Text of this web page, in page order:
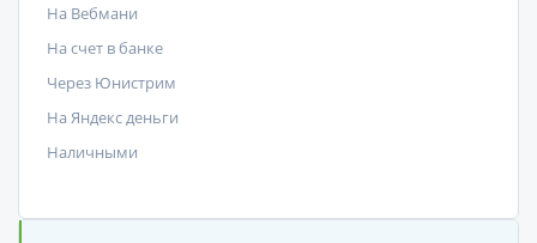
На Вебмани
На счет в банке
Через Юнистрим
На Яндекс деньги
Наличными